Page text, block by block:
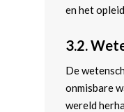
en het
3.2.
De
onmisbare
wereld